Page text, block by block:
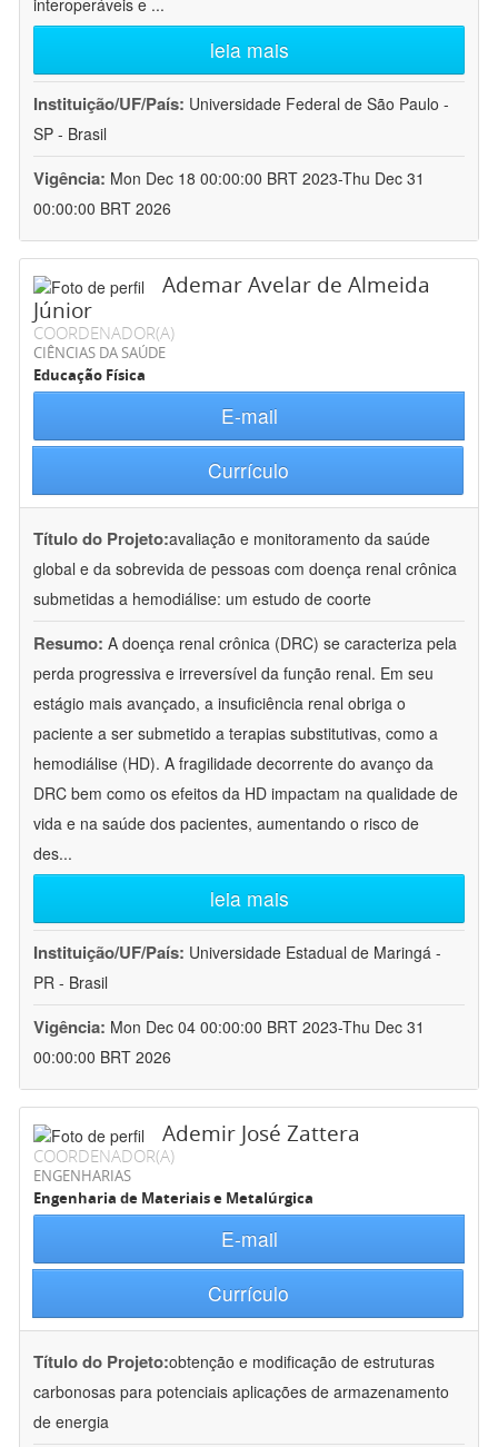
interoperáveis e ...
leia mais
Instituição/UF/País: Universidade Federal de São Paulo -
SP - Brasil
Vigência: Mon Dec 18 00:00:00 BRT 2023-Thu Dec 31
00:00:00 BRT 2026
Ademar Avelar de Almeida
Júnior
COORDENADOR(A)
CIÊNCIAS DA SAÚDE
Educação Física
E-mail
Currículo
Título do Projeto:avaliação e monitoramento da saúde
global e da sobrevida de pessoas com doença renal crônica
submetidas a hemodiálise: um estudo de coorte
Resumo: A doença renal crônica (DRC) se caracteriza pela
perda progressiva e irreversível da função renal. Em seu
estágio mais avançado, a insuficiência renal obriga o
paciente a ser submetido a terapias substitutivas, como a
hemodiálise (HD). A fragilidade decorrente do avanço da
DRC bem como os efeitos da HD impactam na qualidade de
vida e na saúde dos pacientes, aumentando o risco de
des...
leia mais
Instituição/UF/País: Universidade Estadual de Maringá -
PR - Brasil
Vigência: Mon Dec 04 00:00:00 BRT 2023-Thu Dec 31
00:00:00 BRT 2026
Ademir José Zattera
COORDENADOR(A)
ENGENHARIAS
Engenharia de Materiais e Metalúrgica
E-mail
Currículo
Título do Projeto:obtenção e modificação de estruturas
carbonosas para potenciais aplicações de armazenamento
de energia